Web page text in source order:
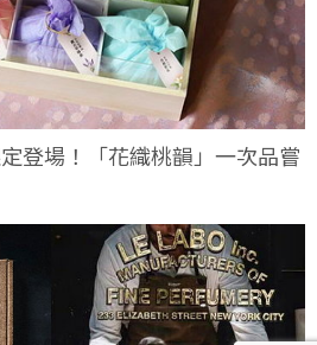
登場！「花織桃韻」一次品嘗